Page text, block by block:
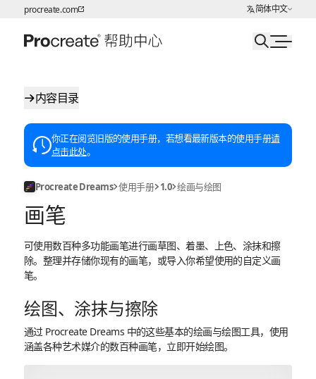
跳转至内容
procreate.com 简体中文
选择语言
内容目录
你正在阅览旧版的使用手册，若想看最新版本的使用手册请
点击此处。
Procreate Dreams 使用手册 1.0 绘画与绘图
画笔
可使用数百种多功能画笔进行画草图、着墨、上色、涂抹和擦
除。整理并存储你现有的画笔，或导入你希望使用的自定义画
笔。
绘图、涂抹与擦除
通过 Procreate Dreams 中的这些基本的绘画与绘图工具，使用
涵盖各种艺术媒介的数百种画笔，立即开始绘图。